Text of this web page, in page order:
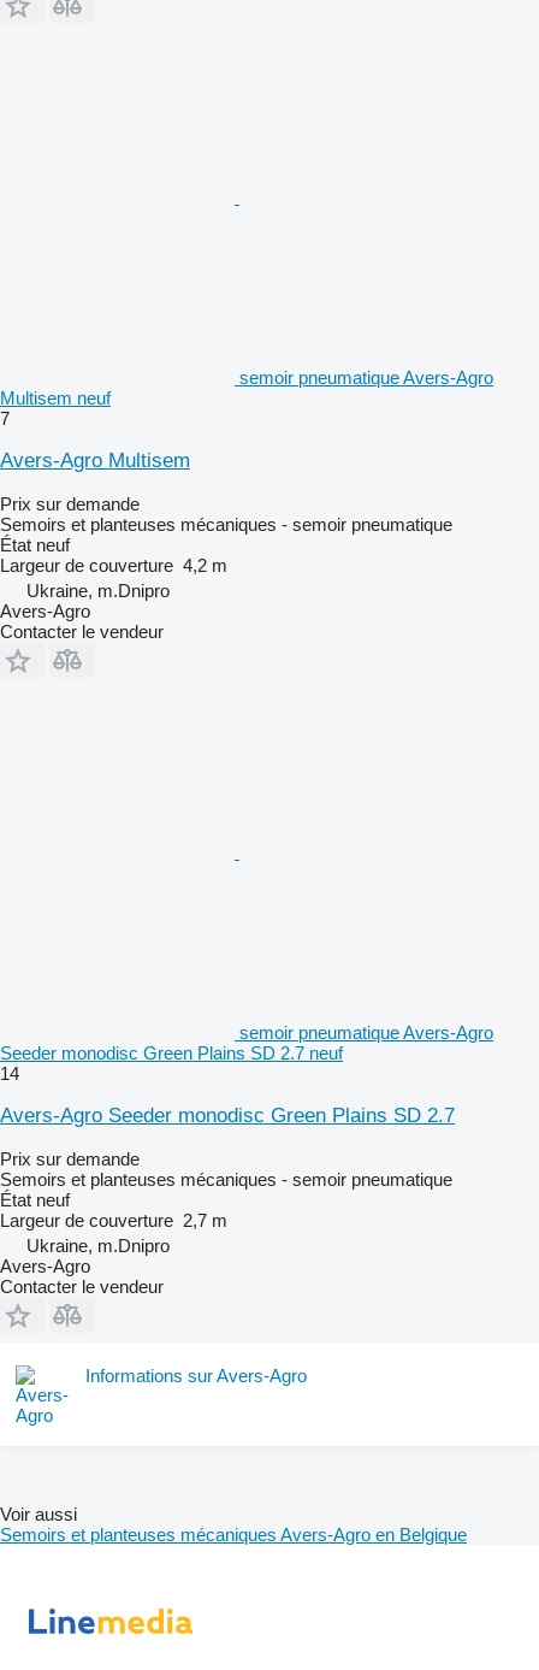
semoir pneumatique Avers-Agro
Multisem neuf
7
Avers-Agro Multisem
Prix sur demande
Semoirs et planteuses mécaniques - semoir pneumatique
État neuf
Largeur de couverture 4,2 m
Ukraine, m.Dnipro
Avers-Agro
Contacter le vendeur
semoir pneumatique Avers-Agro
Seeder monodisc Green Plains SD 2.7 neuf
14
Avers-Agro Seeder monodisc Green Plains SD 2.7
Prix sur demande
Semoirs et planteuses mécaniques - semoir pneumatique
État neuf
Largeur de couverture 2,7 m
Ukraine, m.Dnipro
Avers-Agro
Contacter le vendeur
Informations sur Avers-Agro
Voir aussi
Semoirs et planteuses mécaniques Avers-Agro en Belgique